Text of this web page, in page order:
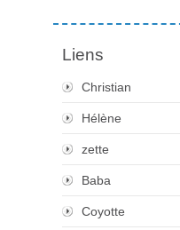
Liens
Christian
Hélène
zette
Baba
Coyotte